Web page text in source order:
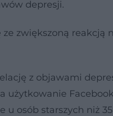
depresji.
zwiększoną reakcją
z objawami
użytkowanie
u osób starszych niż